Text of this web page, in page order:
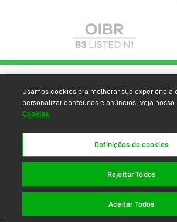
Usamos cookies pra melhorar sua experiência
personalizar conteúdos e anúncios, veja nosso
Cookies.
Definições de cookies
Rejeitar Todos
Aceitar Todos